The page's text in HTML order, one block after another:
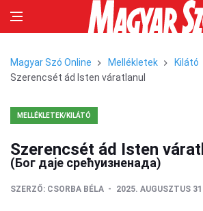
Magyar Szó Online Mellékletek
Kilátó
Szerencsét ád Isten váratlanul
MELLÉKLETEK/KILÁTÓ
Szerencsét ád Isten
(Бог дaje срeћуизнeнaдa)
SZERZŐ: CSORBA BÉLA 2025. AUGUSZTUS